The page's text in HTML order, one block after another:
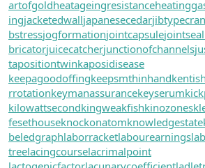
artofgoldheatageingresistance
ingjacketedwalljapanesecedar
bstressjogformationjointcapsule
bricatorjuicecatcherjunctionofchannels
tapositiontwinkaposidisease
keepagoodoffingkeepsmthinhand
rrotationkeymanassurancekeyserum
kilowattsecondkingweakfishkinozones
fesethouseknockonatomknowledgestate
beledgraphlaborracketlabourearnings
treelacingcourselacrimalpoint